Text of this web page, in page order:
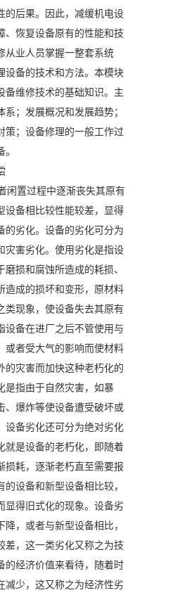
的后果。因此，减缓机电设
、恢复设备原有的性能和技
从业人员掌握一整套系统
设备的技术和方法。本模块
备维修技术的基础知识。主
；发展概况和发展趋势；
策；设备修理的一般工作过
闲置过程中逐渐丧失其原有
设备相比较性能较差，显得
的劣化。设备的劣化可分为
灾害劣化。使用劣化是指设
损和腐蚀所造成的耗损、
造成的损坏和变形，原材料
类现象，使设备失去其原有
设备在进厂之后不管使用与
或者受大气的影响而使材料
的灾害而加快这种老朽化的
是指由于自然灾害，如暴
、爆炸等使设备遭受破坏或
设备劣化还可分为绝对劣化
就是设备的老朽化，即随着
损耗，逐渐老朽直至需要报
设备和新型设备相比较，
显得旧式化的现象。设备劣
，或者与新型设备相比，
差，这一类劣化又称之为技
的经济价值来看待，随着时
减少，这又称之为经济性劣